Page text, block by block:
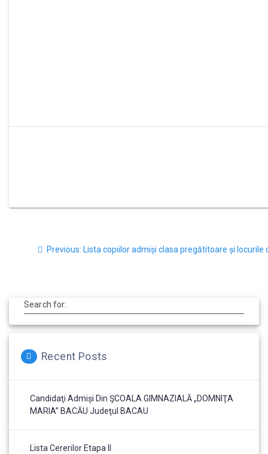
Previous: Lista copiilor admiși clasa pregătitoare și locurile
Search for:
Recent Posts
Candidaţi Admiși Din ŞCOALA GIMNAZIALĂ „DOMNIŢA
MARIA” BACĂU Judeţul BACAU
Lista Cererilor Etapa II